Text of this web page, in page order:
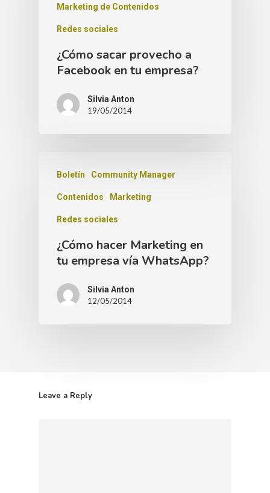
Marketing de Contenidos
Redes sociales
¿Cómo sacar provecho a
Facebook en tu empresa?
Silvia Anton
19/05/2014
Boletín Community Manager
Contenidos Marketing
Redes sociales
¿Cómo hacer Marketing en
tu empresa vía WhatsApp?
Silvia Anton
12/05/2014
Leave a Reply